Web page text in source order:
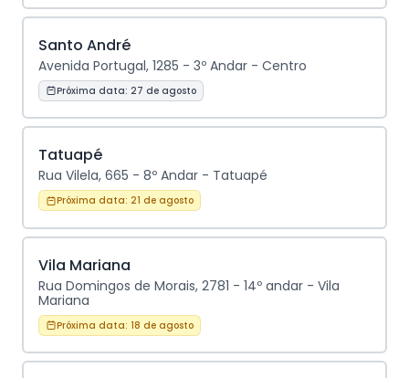
Santo André
Avenida Portugal, 1285 - 3º Andar - Centro
Próxima data: 27 de agosto
Tatuapé
Rua Vilela, 665 - 8º Andar - Tatuapé
Próxima data: 21 de agosto
Vila Mariana
Rua Domingos de Morais, 2781 - 14º andar - Vila
Mariana
Próxima data: 18 de agosto